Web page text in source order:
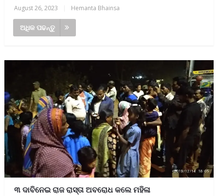
August 26, 2023 Hemanta Bhainsa
ଅଧିକ ପଢନ୍ତୁ
୩ ଦାବିନେଇ ରାଜ ରାସ୍ତା ଅବରୋଧ କଲେ ମହିଳା